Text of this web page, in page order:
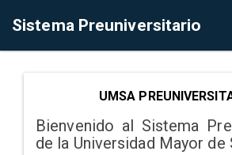
Sistema Preuniversitario
UMSA
Bienvenido al Sistema
de la Universidad Mayor de